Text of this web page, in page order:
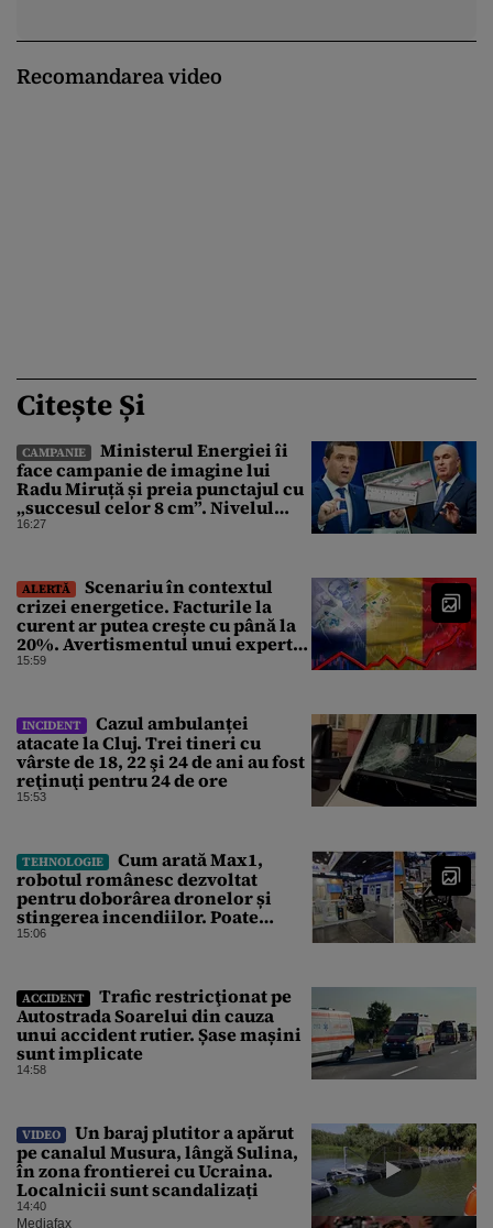
Recomandarea video
Citește Și
CAMPANIE
Ministerul Energiei îi
face campanie de imagine lui
Radu Miruță și preia punctajul cu
„succesul celor 8 cm”. Nivelul
Dunării a crescut cu 4 cm
16:27
ALERTĂ
Scenariu în contextul
crizei energetice. Facturile la
curent ar putea crește cu până la
20%. Avertismentul unui expert
în energie
15:59
INCIDENT
Cazul ambulanței
atacate la Cluj. Trei tineri cu
vârste de 18, 22 şi 24 de ani au fost
reţinuţi pentru 24 de ore
15:53
TEHNOLOGIE
Cum arată Max1,
robotul românesc dezvoltat
pentru doborârea dronelor și
stingerea incendiilor. Poate
transporta încărcături de până la
15:06
ACCIDENT
Trafic restricţionat pe
Autostrada Soarelui din cauza
unui accident rutier. Șase mașini
sunt implicate
14:58
VIDEO
Un baraj plutitor a apărut
pe canalul Musura, lângă Sulina,
în zona frontierei cu Ucraina.
Localnicii sunt scandalizați
14:40
Mediafax